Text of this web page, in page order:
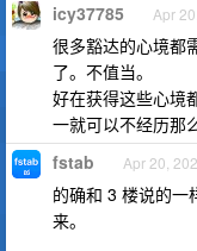
icy37785 Apr
很多豁达的心境都
了。不值当。
好在获得这些心境
一就可以不经历那
fstab Apr 20,
的确和 3 楼说的一
来。